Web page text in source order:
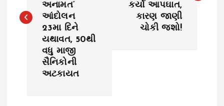
t
અનામત’
આંદોલન
23મા દિને
યથાવત, 50થી
વધુ માજી
સૈનિકોની
અટકાયત
કર્યો આપઘાત,
કારણ જાણી
ચોકી જશો!